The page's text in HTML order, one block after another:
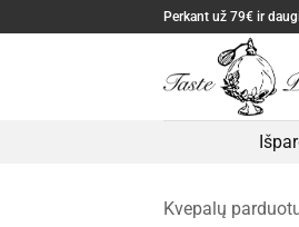
to
Perkant už 79€ ir
Kvepalų